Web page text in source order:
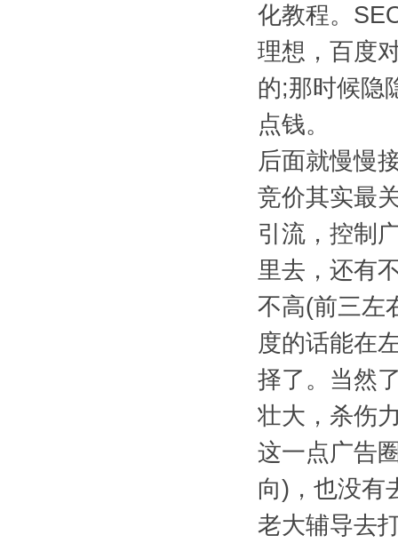
化教程。
理想，百度
的;那时候隐
点钱。
后面就慢慢
竞价其实最
引流，控制
里去，还有
不高(前三左
度的话能在
择了。当然
壮大，杀伤
这一点广告
向)，也没有
老大辅导去